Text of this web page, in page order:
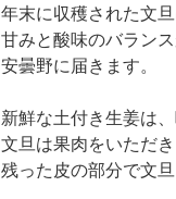
年末に収穫された文
甘みと酸味のバラン
安曇野に届きます。
新鮮な土付き生姜は
文旦は果肉をいただき
残った皮の部分で文